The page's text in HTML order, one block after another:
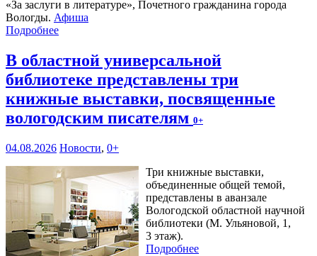
«За заслуги в литературе», Почетного гражданина города
Вологды. Афиша
Подробнее
В областной универсальной
библиотеке представлены три
книжные выставки, посвященные
вологодским писателям 0+
04.08.2026 Новости, 0+
Три книжные выставки,
объединенные общей темой,
представлены в аванзале
Вологодской областной научной
библиотеки (М. Ульяновой, 1,
3 этаж).
Подробнее